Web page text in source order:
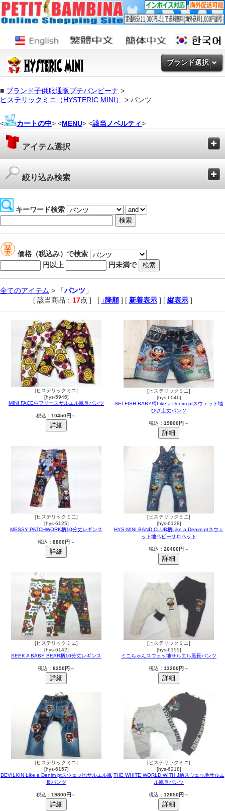
ブランド選択
■ ブランド子供服通販プチバンビーナ >
ヒステリックミニ（HYSTERIC MINI）
> パンツ
< カートの中> <MENU> <該当ノベルティ>
アイテム選択
絞り込み検索
キーワード検索
価格（税込み）で検索
円以上
円未満で
全てのアイテム > 「パンツ 」
[ 該当商品： 17点 ] [ ↓降順 ] [ 新着表示 ] [ 縦表示 ]
[ヒステリックミニ]
[hys-5946]
MINI FACE柄フリースサルエル風長パンツ
税込： 10450円 ～
[ヒステリックミニ]
[hys-6046]
SELFISH BABY柄Like a Denim ptスウェット地
ひざ上丈パンツ
税込： 19800円 ～
[ヒステリックミニ]
[hys-6125]
MESSY PATCHWORK柄10分丈レギンス
税込： 8800円 ～
[ヒステリックミニ]
[hys-6138]
HYS-MINI BAND CLUB柄Like a Denim ptスウェ
ット地ベビーサロペット
税込： 26400円 ～
[ヒステリックミニ]
[hys-6142]
SEEK A BABY BEAR柄10分丈レギンス
税込： 8250円 ～
[ヒステリックミニ]
[hys-6155]
ミニちゃんスウェッ地サルエル風長パンツ
税込： 13200円 ～
[ヒステリックミニ]
[hys-6157]
DEVILKIN Like a Denim ptスウェッ地サルエル風
長パンツ
税込： 19800円 ～
[ヒステリックミニ]
[hys-6218]
THE WHITE WORLD WITH J柄スウェッ地サルエ
ル風長パンツ
税込： 12650円 ～